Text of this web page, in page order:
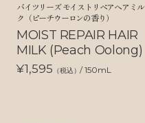
バイツリーズ モイストリペアヘアミル
ク（ピーチウーロンの香り）
MOIST REPAIR HAIR
MILK (Peach Oolong)
¥1,595 （税込）/ 150mL